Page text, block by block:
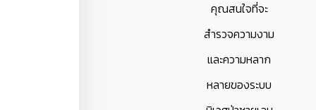
คุณสนใจที่จะ
สำรวจความงาม
และความหลาก
หลายของระบบ